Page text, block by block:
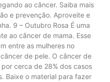
ao câncer. Saiba mais
e prevenção. Aproveite e
9 – Outubro Rosa É uma
ao câncer de mama. Esse
entre as mulheres no
de pele. O câncer de
cerca de 28% dos casos
Baixe o material para fazer